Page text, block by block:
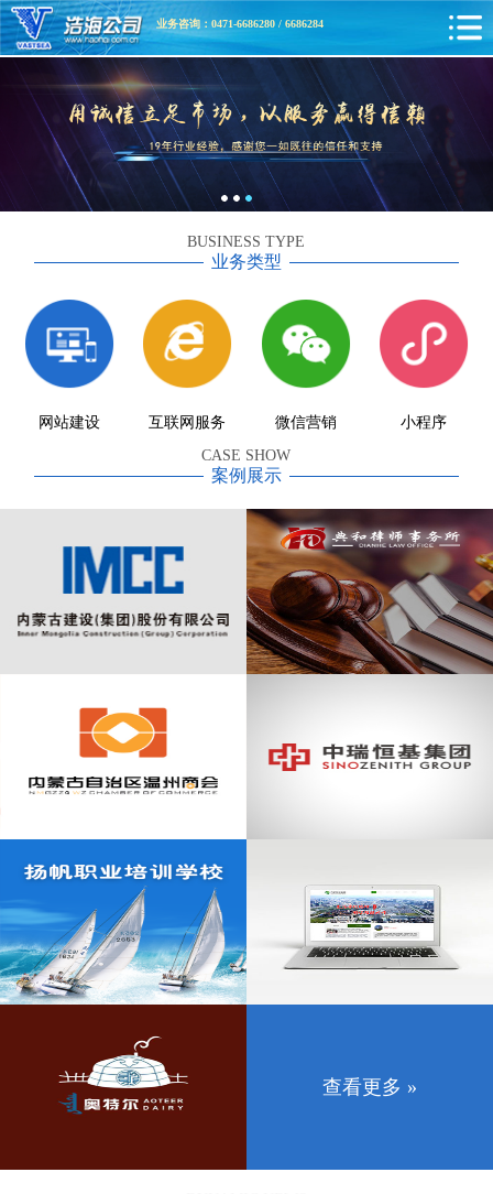
业务咨询：0471-6686280 / 6686284
BUSINESS TYPE
业务类型
网站建设 互联网服务 微信营销
小程序
CASE SHOW
案例展示
查看更多 »